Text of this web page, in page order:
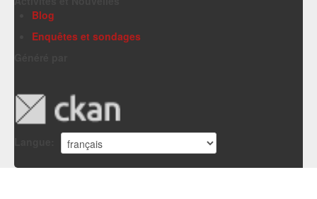
Blog
Enquêtes et sondages